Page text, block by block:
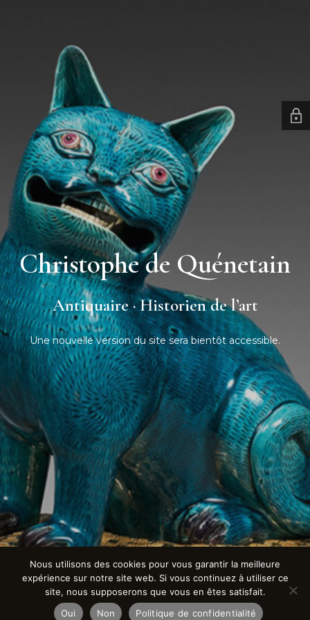
Christophe de Quénetain
Antiquaire · Historien de l’art
Une nouvelle version du site sera bientôt accessible.
Nous utilisons des cookies pour vous garantir la meilleure
expérience sur notre site web. Si vous continuez à utiliser ce
site, nous supposerons que vous en êtes satisfait.
Oui
Non Politique de confidentialité